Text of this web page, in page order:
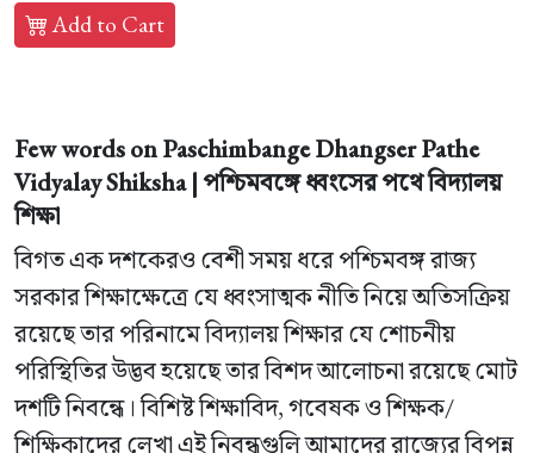
Add to Cart
Few words on Paschimbange Dhangser Pathe
Vidyalay Shiksha | পশ্চিমবঙ্গে ধ্বংসের পথে বিদ্যালয়
শিক্ষা
বিগত এক দশকেরও বেশী সময় ধরে পশ্চিমবঙ্গ রাজ্য
সরকার শিক্ষাক্ষেত্রে যে ধ্বংসাত্মক নীতি নিয়ে অতিসক্রিয়
রয়েছে তার পরিনামে বিদ্যালয় শিক্ষার যে শোচনীয়
পরিস্থিতির উদ্ভব হয়েছে তার বিশদ আলোচনা রয়েছে মোট
দশটি নিবন্ধে। বিশিষ্ট শিক্ষাবিদ, গবেষক ও শিক্ষক/
শিক্ষিকাদের লেখা এই নিবন্ধগুলি আমাদের রাজ্যের বিপন্ন